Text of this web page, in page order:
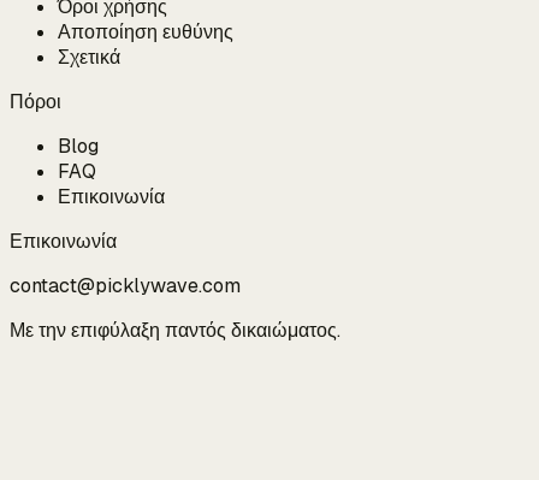
Όροι χρήσης
Αποποίηση ευθύνης
Σχετικά
Πόροι
Blog
FAQ
Επικοινωνία
Επικοινωνία
contact@picklywave.com
Με την επιφύλαξη παντός δικαιώματος.